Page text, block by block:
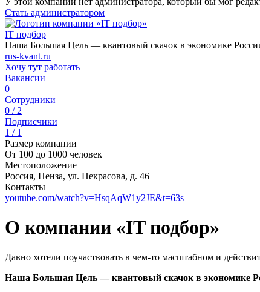
Стать администратором
IT подбор
Наша Большая Цель — квантовый скачок в экономике
rus-kvant.ru
Хочу тут работать
Вакансии
0
Сотрудники
0 / 2
Подписчики
1 / 1
Размер компании
От 100 до 1000 человек
Местоположение
Россия, Пенза, ул. Некрасова, д. 46
Контакты
youtube.com/watch?v=HsqAqW1y2JE&t=63s
О компании «IT подбор»
Давно хотели поучаствовать в чем-то масштабном и
Наша Большая Цель — квантовый скачок в экономике